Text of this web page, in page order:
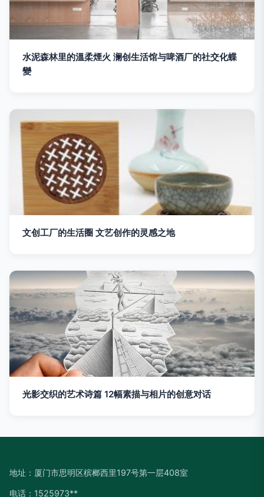
水泥森林里的溫柔煙火 澜创生活馆与啤酒厂的社交化蝶
變
文创工厂的生活圈 文艺创作的灵感之地
光影交织的艺术诗篇 12幅素描与相片的创意对话
地址：厦门市思明区槟榔西里197号第一层408室
电话：1525973**